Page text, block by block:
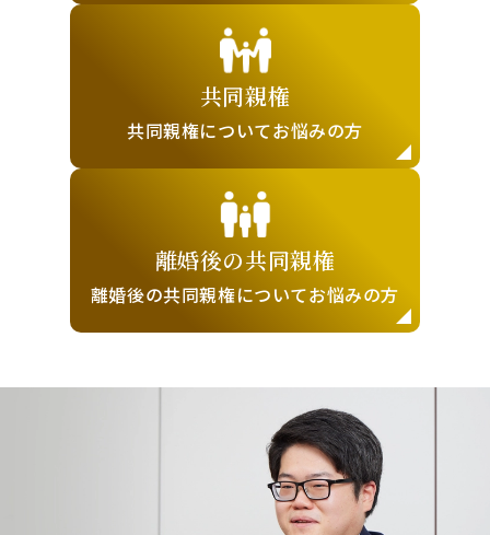
共同親権
共同親権についてお悩みの方
離婚後の共同親権
離婚後の共同親権についてお悩みの方